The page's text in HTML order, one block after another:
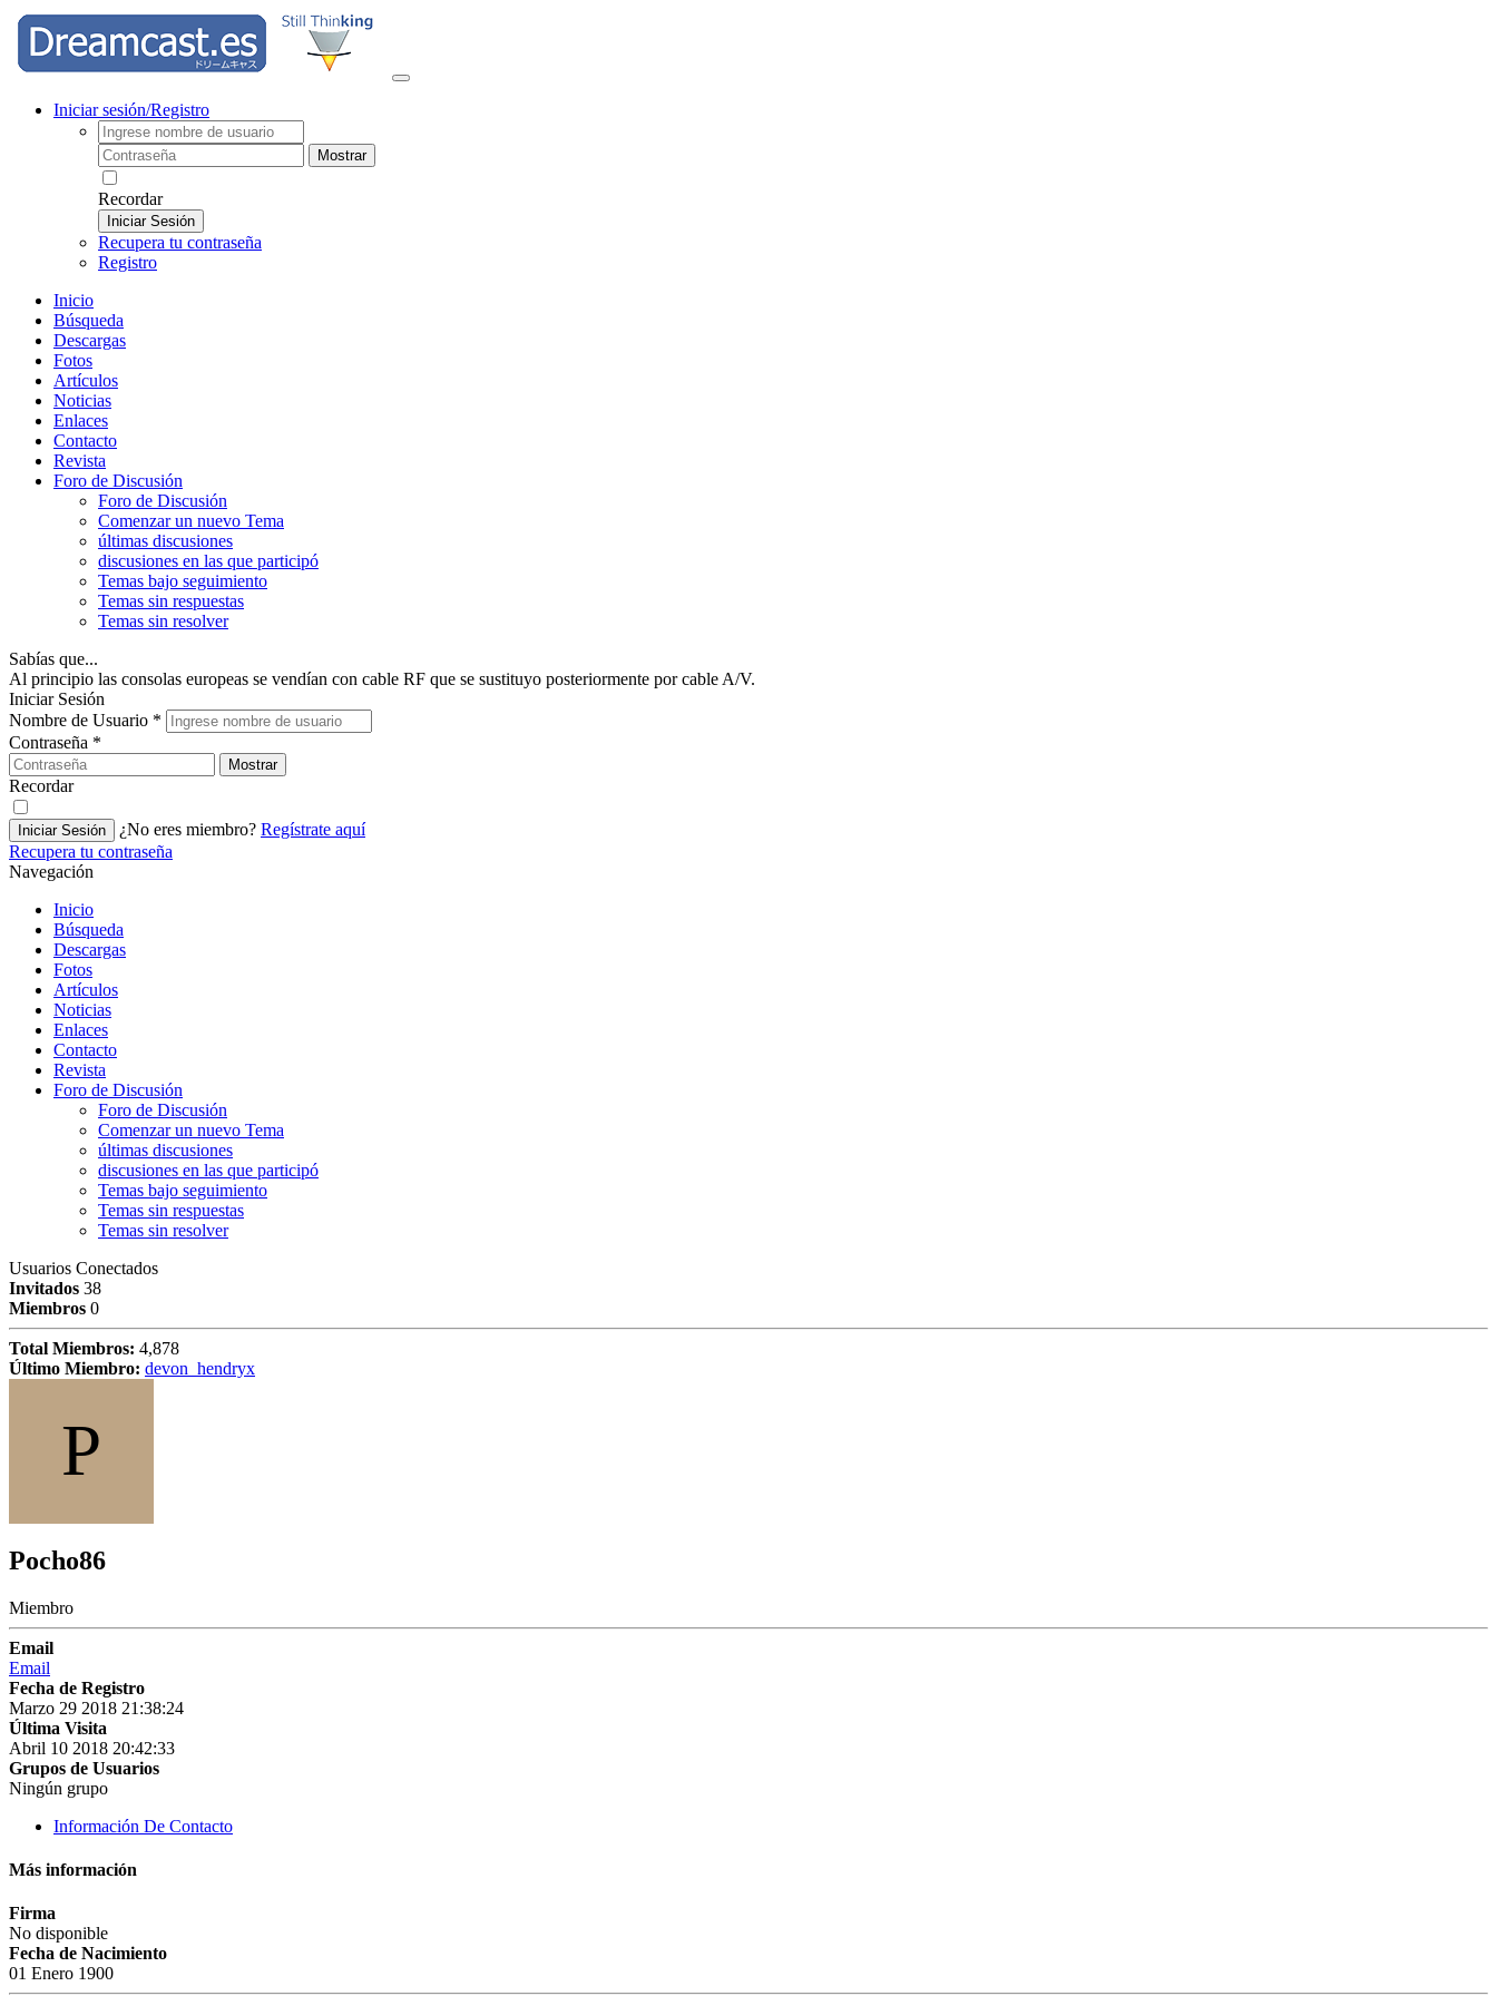
Iniciar sesión/Registro
Mostrar
Recordar
Iniciar Sesión
Recupera tu contraseña
Registro
Inicio
Búsqueda
Descargas
Fotos
Artículos
Noticias
Enlaces
Contacto
Revista
Foro de Discusión
Foro de Discusión
Comenzar un nuevo Tema
últimas discusiones
discusiones en las que participó
Temas bajo seguimiento
Temas sin respuestas
Temas sin resolver
Sabías que...
Al principio las consolas europeas se vendían con cable RF que se sustituyo posteriormente por cable A/V.
Iniciar Sesión
Nombre de Usuario *
Contraseña *
Mostrar
Recordar
Iniciar Sesión ¿No eres miembro? Regístrate aquí
Recupera tu contraseña
Navegación
Inicio
Búsqueda
Descargas
Fotos
Artículos
Noticias
Enlaces
Contacto
Revista
Foro de Discusión
Foro de Discusión
Comenzar un nuevo Tema
últimas discusiones
discusiones en las que participó
Temas bajo seguimiento
Temas sin respuestas
Temas sin resolver
Usuarios Conectados
Invitados 38
Miembros 0
Total Miembros: 4,878
Último Miembro: devon_hendryx
P
Pocho86
Miembro
Email
Email
Fecha de Registro
Marzo 29 2018 21:38:24
Última Visita
Abril 10 2018 20:42:33
Grupos de Usuarios
Ningún grupo
Información De Contacto
Más información
Firma
No disponible
Fecha de Nacimiento
01 Enero 1900